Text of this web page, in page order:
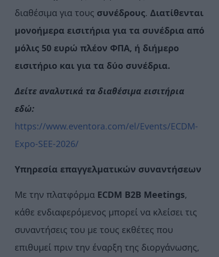
διαθέσιμα για τους συνέδρους. Διατίθενται
μονοήμερα εισιτήρια για τα συνέδρια από
μόλις 50 ευρώ πλέον ΦΠΑ, ή διήμερο
εισιτήριο και για τα δύο συνέδρια.
Δείτε αναλυτικά τα διαθέσιμα εισιτήρια
εδώ:
https://www.eventora.com/el/Events/ECDM-
Expo-SEE-2026/
Υπηρεσία επαγγελματικών συναντήσεων
Με την πλατφόρμα ECDM B2B Meetings,
κάθε ενδιαφερόμενος μπορεί να κλείσει τις
συναντήσεις του με τους εκθέτες που
επιθυμεί πριν την έναρξη της διοργάνωσης,